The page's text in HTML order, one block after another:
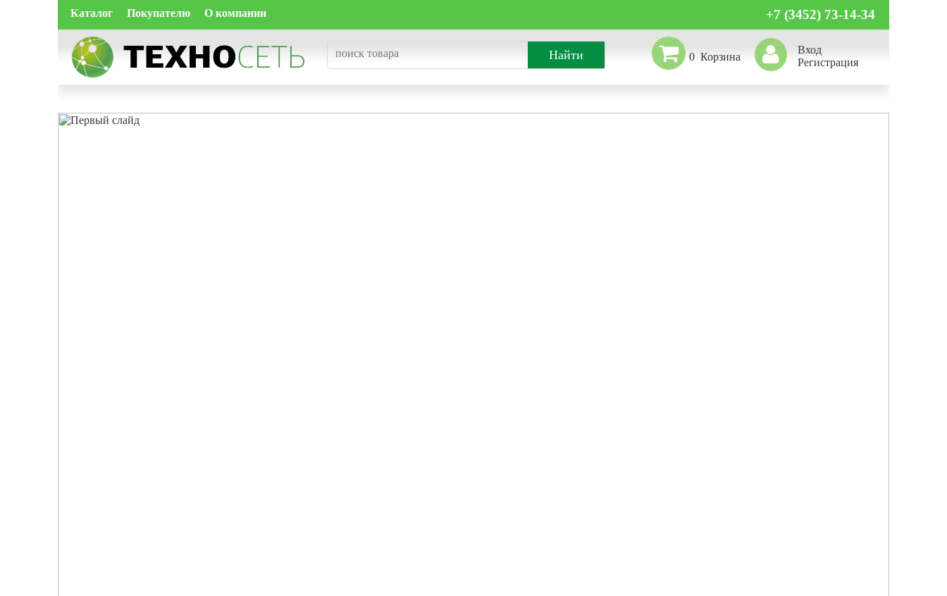
Каталог Покупателю О компании +7 (3452) 73-14-34
Вход
Регистрация
0